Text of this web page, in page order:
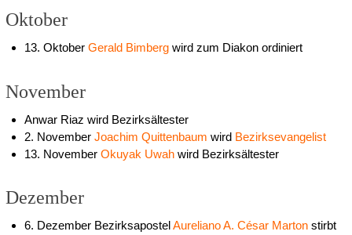
Oktober
13. OktoberGerald Bimberg wird zum Diakon ordiniert
November
Anwar Riaz wird Bezirksältester
2. NovemberJoachim Quittenbaum wird Bezirksevangelist
13. NovemberOkuyak Uwah wird Bezirksältester
Dezember
6. Dezember BezirksapostelAureliano A. César Marton stirbt